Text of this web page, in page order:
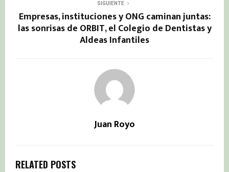
SIGUIENTE
Empresas, instituciones y ONG caminan juntas:
las sonrisas de ORBIT, el Colegio de Dentistas y
Aldeas Infantiles
Juan Royo
RELATED POSTS